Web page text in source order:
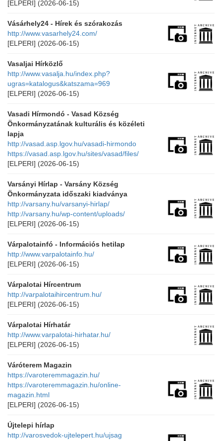
[ELPERI] (2026-06-15)
Vásárhely24 - Hírek és szórakozás
http://www.vasarhely24.com/
[ELPERI] (2026-06-15)
Vasaljai Hírközlő
http://www.vasalja.hu/index.php?
ugras=katalogus&katszama=969
[ELPERI] (2026-06-15)
Vasadi Hírmondó - Vasad Község
Önkormányzatának kulturális és közéleti
lapja
http://vasad.asp.lgov.hu/vasadi-hirmondo
https://vasad.asp.lgov.hu/sites/vasad/files/
[ELPERI] (2026-06-15)
Varsányi Hírlap - Varsány Község
Önkormányzata időszaki kiadványa
http://varsany.hu/varsanyi-hirlap/
http://varsany.hu/wp-content/uploads/
[ELPERI] (2026-06-15)
Várpalotainfó - Információs hetilap
http://www.varpalotainfo.hu/
[ELPERI] (2026-06-15)
Várpalotai Hírcentrum
http://varpalotaihircentrum.hu/
[ELPERI] (2026-06-15)
Várpalotai Hírhatár
http://www.varpalotai-hirhatar.hu/
[ELPERI] (2026-06-15)
Váróterem Magazin
https://varoteremmagazin.hu/
https://varoteremmagazin.hu/online-
magazin.html
[ELPERI] (2026-06-15)
Újtelepi hírlap
http://varosvedok-ujtelepert.hu/ujsag